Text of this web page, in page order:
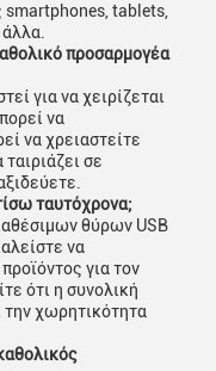
smartphones, tablets,
προσαρμογέα
για να χειρίζεται
να
να χρειαστείτε
σε
ταυτόχρονα;
θύρων USB
να
για τον
ότι η συνολική
την χωρητικότητα